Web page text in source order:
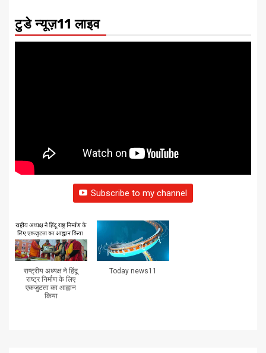
टुडे न्यूज़11 लाइव
Subscribe to my channel
राष्ट्रीय अध्यक्ष ने हिंदू
राष्ट्र निर्माण के लिए
एकजुटता का आह्वान
किया
Today news11